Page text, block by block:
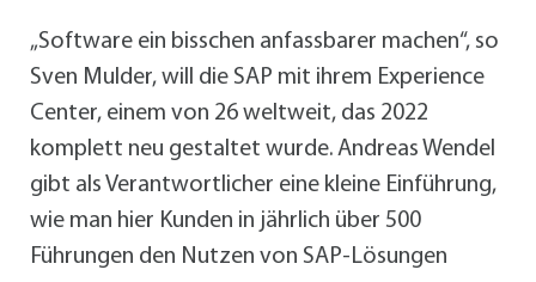
„Software ein bisschen anfassbarer machen“, so
Sven Mulder, will die SAP mit ihrem Experience
Center, einem von 26 weltweit, das 2022
komplett neu gestaltet wurde. Andreas Wendel
gibt als Verantwortlicher eine kleine Einführung,
wie man hier Kunden in jährlich über 500
Führungen den Nutzen von SAP-Lösungen